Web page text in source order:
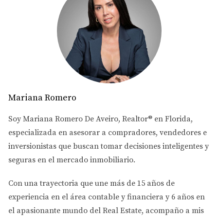
Zonas con Alta Percepción de
Seguridad
Zona 1: Actividades Comunitarias
Una de las áreas donde la percepción de seguridad es
notablemente alta es aquella que alberga múltiples
activamente en eventos como ferias, festivales y
reuniones vecinales. Esta interacción social no solo
fomenta un sentido de comunidad, sino que también crea
un ambiente más seguro. Por ejemplo, el barrio donde se
celebra anualmente el Festival Internacional de Doral ha
disminución en los delitos menores.
Zona 2: Vigilancia Activa
Mariana Romero
Soy Mariana Romero De Aveiro, Realtor® en Florida,
especializada en asesorar a compradores, vendedores e
inversionistas que buscan tomar decisiones inteligentes y
seguras en el mercado inmobiliario.
Con una trayectoria que une más de 15 años de
experiencia en el área contable y financiera y 6 años en
el apasionante mundo del Real Estate, acompaño a mis